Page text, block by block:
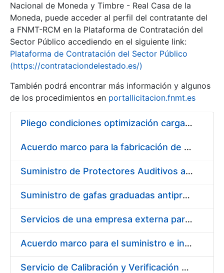
Erakutsi/Ezkutatu
Erakutsi/Ezkutatu
Nacional de Moneda y Timbre - Real Casa de la
Moneda, puede acceder al perfil del contratante del
a FNMT-RCM en la Plataforma de Contratación del
Sector Público accediendo en el siguiente link:
Plataforma de Contratación del Sector Público
(https://contrataciondelestado.es/)
También podrá encontrar más información y algunos
de los procedimientos en portallicitacion.fnmt.es
Pliego condiciones optimización cargas compras firmado
Acuerdo marco para la fabricación de piezas
Suministro de Protectores Auditivos a medida para las personas trabajadoras de los Centros de Trabajo de Madrid y Burgos
Suministro de gafas graduadas antiproyecciones para los trabajadores de la FNMT-RCM en los centros de trabajo de Madrid y Burgos
Servicios de una empresa externa para el asesoramiento y resolución de los recursos de alzada que se presentan relacionados con procesos de selección para la FNMT-RCM
Acuerdo marco para el suministro e instalación de persianas, estores y otros complementos
Servicio de Calibración y Verificación Externa de los Equipos de Medición del Servicio de Prevención de la FNMT-RCM